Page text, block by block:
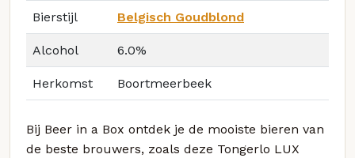
Bierstijl Belgisch Goudblond
Alcohol 6.0%
Herkomst Boortmeerbeek
Bij Beer in a Box ontdek je de mooiste bieren van
de beste brouwers, zoals deze Tongerlo LUX